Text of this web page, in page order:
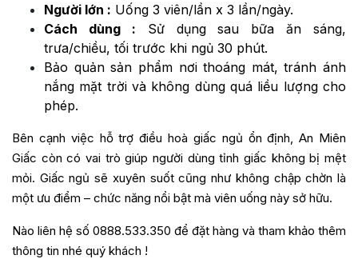
Người lớn : Uống 3 viên/lần x 3 lần/ngày.
Cách dùng : Sử dụng sau bữa ăn sáng,
trưa/chiều, tối trước khi ngủ 30 phút.
Bảo quản sản phẩm nơi thoáng mát, tránh ánh
nắng mặt trời và không dùng quá liều lượng cho
phép.
Bên cạnh việc hỗ trợ điều hoà giấc ngủ ổn định, An Miên
Giấc còn có vai trò giúp người dùng tỉnh giấc không bị mệt
mỏi. Giấc ngủ sẽ xuyên suốt cũng như không chập chờn là
một ưu điểm – chức năng nổi bật mà viên uống này sở hữu.
Nào liên hệ số 0888.533.350 để đặt hàng và tham khảo thêm
thông tin nhé quý khách !